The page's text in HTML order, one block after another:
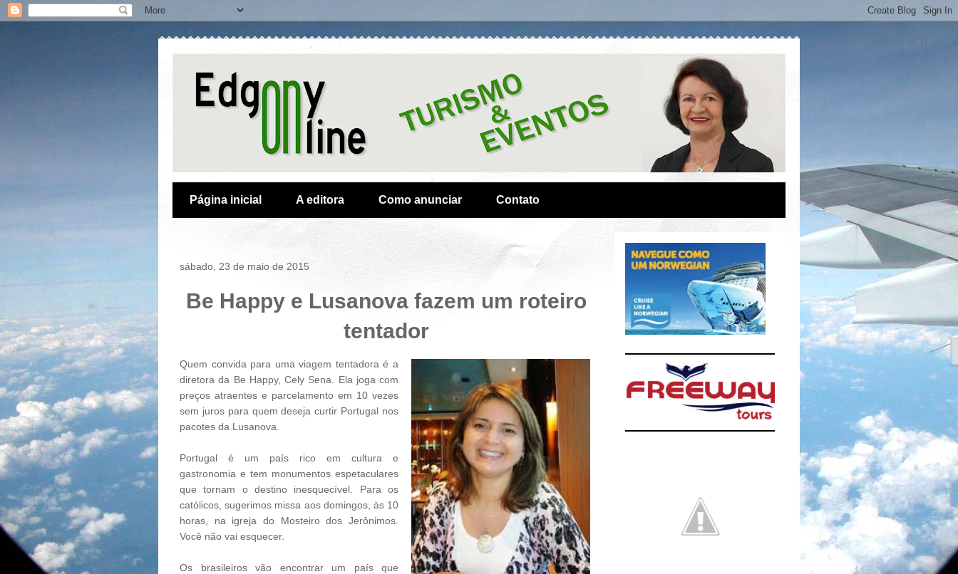
Página inicial A editora Como anunciar Contato
sábado, 23 de maio de 2015
Be Happy e Lusanova fazem um roteiro
tentador
Quem convida para uma viagem tentadora é a
diretora da Be Happy, Cely Sena. Ela joga com
preços atraentes e parcelamento em 10 vezes
sem juros para quem deseja curtir Portugal nos
pacotes da Lusanova.
Portugal é um país rico em cultura e
gastronomia e tem monumentos espetaculares
que tornam o destino inesquecível. Para os
católicos, sugerimos missa aos domingos, às 10
horas, na igreja do Mosteiro dos Jerônimos.
Você não vai esquecer.
Os brasileiros vão encontrar um país que